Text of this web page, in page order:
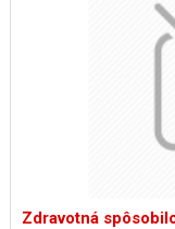
Zdravotná